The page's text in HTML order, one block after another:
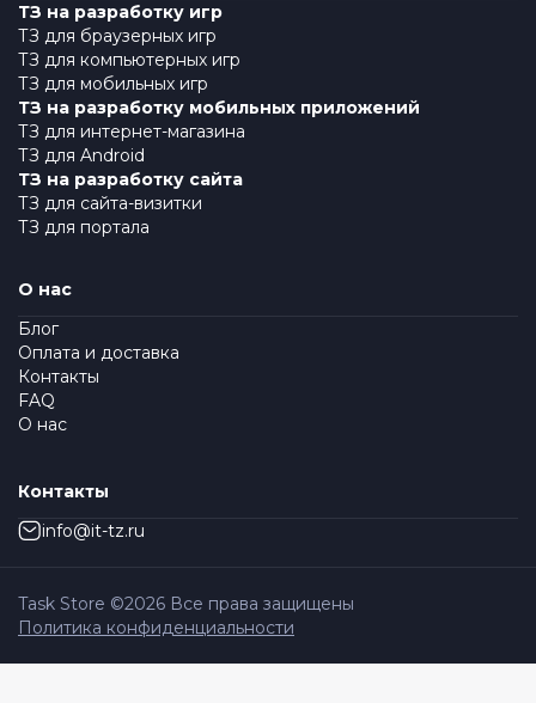
ТЗ на разработку игр
ТЗ для браузерных игр
ТЗ для компьютерных игр
ТЗ для мобильных игр
ТЗ на разработку мобильных приложений
ТЗ для интернет-магазина
ТЗ для Android
ТЗ на разработку сайта
ТЗ для сайта-визитки
ТЗ для портала
О нас
Блог
Оплата и доставка
Контакты
FAQ
О нас
Контакты
info@it-tz.ru
Task Store ©2026 Все права защищены
Политика конфиденциальности